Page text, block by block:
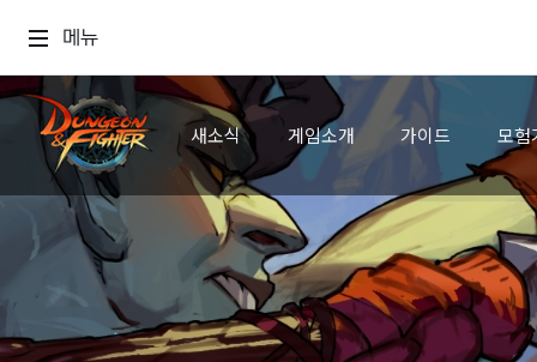
메뉴
새소식 게임소개 가이드 모험